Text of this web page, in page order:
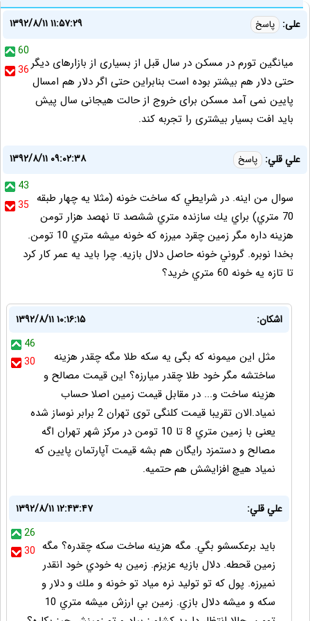
علی: پاسخ
۱۳۹۲/۸/۱۱ ۱۱:۵۷:۲۹
60
36میانگین تورم در مسکن در سال قبل از بسیاری از بازارهای دیگر
حتی دلار هم بیشتر بوده است بنابراین حتی اگر دلار هم امسال
پایین نمی آمد مسکن برای خروج از حالت هیجانی سال پیش
باید افت بسیار بیشتری را تجربه کند.
علي قلي: پاسخ
۱۳۹۲/۸/۱۱ ۰۹:۰۲:۳۸
43
35 سوال من اينه. در شرايطي كه ساخت خونه (مثلا يه چهار طبقه
70 متري) براي يك سازنده متري ششصد تا نهصد هزار تومن
هزينه داره مگر زمين چقرد ميرزه كه خونه ميشه متري 10 تومن.
بخدا نوبره. گروني خونه حاصل دلال بازيه. چرا بايد يه عمر كار كرد
تا تازه يه خونه 60 متري خريد؟
اشکان:
۱۳۹۲/۸/۱۱ ۱۰:۱۶:۱۵
46
30
مثل این میمونه که بگی یه سکه طلا مگه چقدر هزینه
ساختشه مگر خود طلا چقدر میارزه؟ اين قيمت مصالح و
هزینه ساخت و... در مقابل قيمت زمين اصلا حساب
نمياد.الان تقریبا قیمت کلنگی توی تهران 2 برابر نوساز شده
یعنی با زمين متري 8 تا 10 تومن در مرکز شهر تهران اگه
مصالح و دستمزد رايگان هم بشه قيمت آپارتمان پايين که
نمياد هيچ افزايشش هم حتميه.
علي قلي:
۱۳۹۲/۸/۱۱ ۱۲:۴۳:۴۷
26
30 بايد برعكسشو بگي. مگه هزينه ساخت سكه چقدره؟ مگه
زمين قحطه. دلال بازيه عزيزم. زمين به خودي خود انقدر
نميرزه. پول كه تو توليد نره مياد تو خونه و ملك و دلار و
سكه و ميشه دلال بازي. زمين بي ارزش ميشه متري 10